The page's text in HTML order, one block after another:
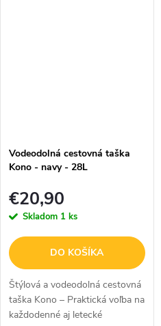
Vodeodolná cestovná taška
Kono - navy - 28L
€20,90
Skladom 1 ks
DO KOŠÍKA
Štýlová a vodeodolná cestovná
taška Kono – Praktická voľba na
každodenné aj letecké